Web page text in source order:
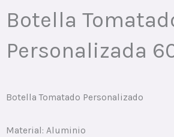
Botella
Personalizada
Botella Tomatado Personalizado
Material: Aluminio